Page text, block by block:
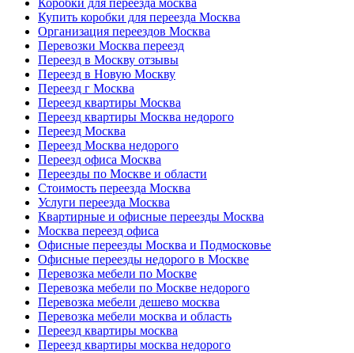
Коробки для переезда москва
Купить коробки для переезда Москва
Организация переездов Москва
Перевозки Москва переезд
Переезд в Москву отзывы
Переезд в Новую Москву
Переезд г Москва
Переезд квартиры Москва
Переезд квартиры Москва недорого
Переезд Москва
Переезд Москва недорого
Переезд офиса Москва
Переезды по Москве и области
Стоимость переезда Москва
Услуги переезда Москва
Квартирные и офисные переезды Москва
Москва переезд офиса
Офисные переезды Москва и Подмосковье
Офисные переезды недорого в Москве
Перевозка мебели по Москве
Перевозка мебели по Москве недорого
Перевозка мебели дешево москва
Перевозка мебели москва и область
Переезд квартиры москва
Переезд квартиры москва недорого